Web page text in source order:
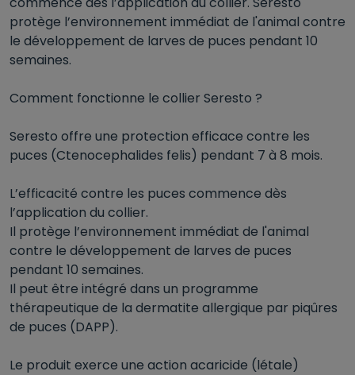
protège l’environnement immédiat de l'animal contre
le développement de larves de puces pendant 10
semaines.
Comment fonctionne le collier Seresto ?
Seresto offre une protection efficace contre les
puces (Ctenocephalides felis) pendant 7 à 8 mois.
L’efficacité contre les puces commence dès
l’application du collier.
Il protège l’environnement immédiat de l'animal
contre le développement de larves de puces
pendant 10 semaines.
Il peut être intégré dans un programme
thérapeutique de la dermatite allergique par piqûres
de puces (DAPP).
Le produit exerce une action acaricide (létale)